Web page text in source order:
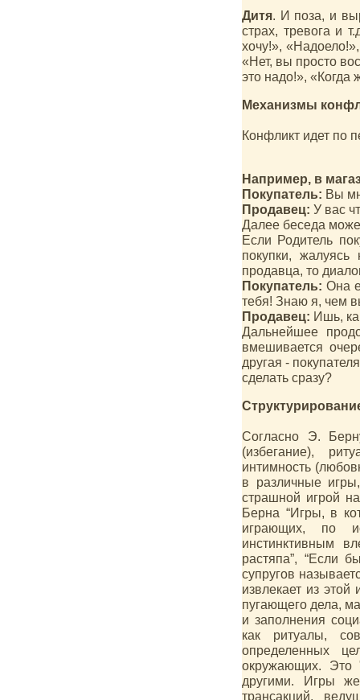
Дитя. И поза, и
страх, тревога и
хочу!»,
«Нет, вы просто
это надо!», «Когда
Механизмы
Конфликт идет по
Например, в
Покупатель: Вы
Продавец: У вас
Далее беседа
Если Родитель
покупки,
продавца, то
Покупатель: Она
тебя! Знаю я, чем
Продавец: Ишь,
Дальнейшее
вмешивается
другая -
сделать сразу?
Согласно Э.
(избегание),
интимность
в различные
страшной игрой
Берна “Игры, в
играющих, по
инстинктивным
растяпа”, “Если
супругов
извлекает из
пугающего дела,
и заполнения
как ритуалы,
определенных
окружающих. Это
другими. Игры
трансакций,